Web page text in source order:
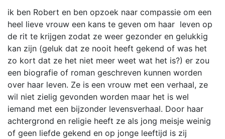
ik ben Robert en ben opzoek naar compassie om een
heel lieve vrouw een kans te geven om haar leven op
de rit te krijgen zodat ze weer gezonder en gelukkig
kan zijn (geluk dat ze nooit heeft gekend of was het
zo kort dat ze het niet meer weet wat het is?) er zou
een biografie of roman geschreven kunnen worden
over haar leven. Ze is een vrouw met een verhaal, ze
wil niet zielig gevonden worden maar het is wel
iemand met een bijzonder levensverhaal. Door haar
achtergrond en religie heeft ze als jong meisje weinig
of geen liefde gekend en op jonge leeftijd is zij